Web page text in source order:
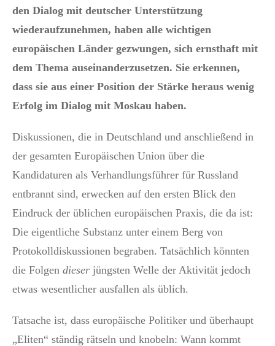
den Dialog mit deutscher Unterstützung
wiederaufzunehmen, haben alle wichtigen
europäischen Länder gezwungen, sich ernsthaft mit
dem Thema auseinanderzusetzen. Sie erkennen,
dass sie aus einer Position der Stärke heraus wenig
Erfolg im Dialog mit Moskau haben.
Diskussionen, die in Deutschland und anschließend in
der gesamten Europäischen Union über die
Kandidaturen als Verhandlungsführer für Russland
entbrannt sind, erwecken auf den ersten Blick den
Eindruck der üblichen europäischen Praxis, die da ist:
Die eigentliche Substanz unter einem Berg von
Protokolldiskussionen begraben. Tatsächlich könnten
die Folgen dieser jüngsten Welle der Aktivität jedoch
etwas wesentlicher ausfallen als üblich.
Tatsache ist, dass europäische Politiker und überhaupt
„Eliten“ ständig rätseln und knobeln: Wann kommt